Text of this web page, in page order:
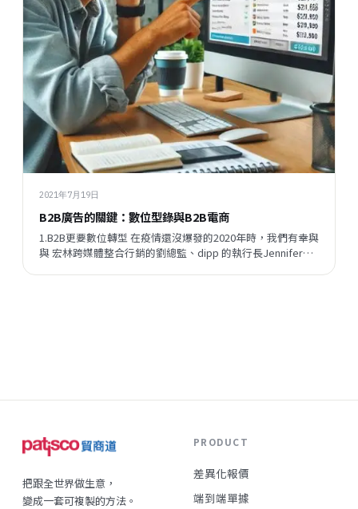
2021年7月19日
B2B廣告的關鍵：數位型錄與B2B電商
1.B2B更要數位轉型 在疫情還沒爆發的2020年時，我們有幸與
與 宏林跨媒體整合行銷的劉總監、dipp 的執行長Jennifer一
把跟全世界做生意，
變成一套可複製的方法。
PRODUCT
差異化報價
端到端單據